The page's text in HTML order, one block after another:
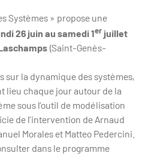
Systèmes » propose une
26 juin au samedi 1er juillet
(Saint-Genès-
sur la dynamique des systèmes,
lieu chaque jour autour de la
sous l’outil de modélisation
de l’intervention de Arnaud
Morales et Matteo Pedercini.
dans le programme